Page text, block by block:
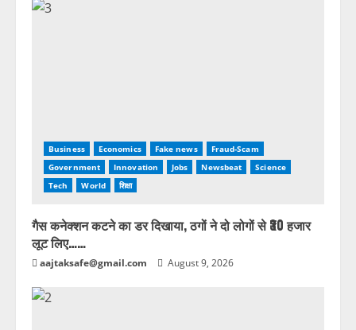
Business Economics Fake news
Fraud-Scam
Government
Innovation Jobs Newsbeat
Science
Tech
World शिक्षा
गैस कनेक्शन कटने का डर दिखाया, ठगों ने दो लोगों से ₹30 हजार
लूट लिए……
aajtaksafe@gmail.com August 9, 2026